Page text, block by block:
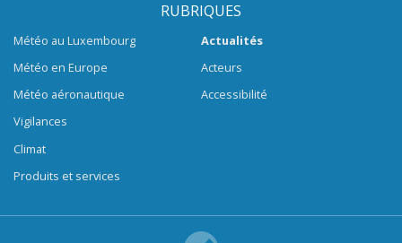
RUBRIQUES
Météo au Luxembourg
Météo en Europe
Météo aéronautique
Vigilances
Climat
Produits et services
Actualités
Acteurs
Accessibilité